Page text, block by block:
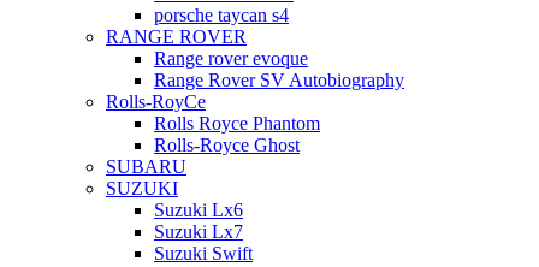
porsche taycan s4
RANGE ROVER
Range rover evoque
Range Rover SV Autobiography
Rolls-RoyCe
Rolls Royce Phantom
Rolls-Royce Ghost
SUBARU
SUZUKI
Suzuki Lx6
Suzuki Lx7
Suzuki Swift